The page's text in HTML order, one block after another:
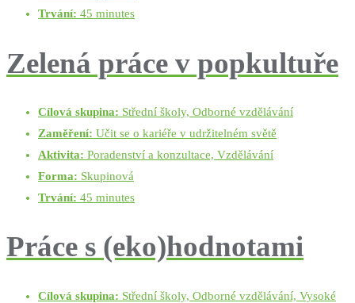
Trvání: 45 minutes
Zelená práce v popkultuře
Cílová skupina: Střední školy, Odborné vzdělávání
Zaměření: Učit se o kariéře v udržitelném světě
Aktivita: Poradenství a konzultace, Vzdělávání
Forma: Skupinová
Trvání: 45 minutes
Práce s (eko)hodnotami
Cílová skupina: Střední školy, Odborné vzdělávání, Vysoké